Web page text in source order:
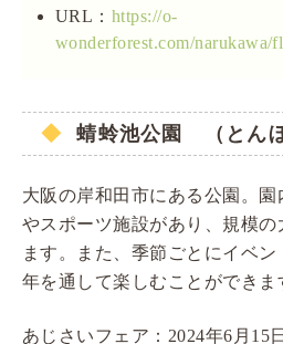
URL： https://o-
wonderforest.com/narukawa/
蜻蛉池公園 （とんぼ
大阪の岸和田市にある公園。
やスポーツ施設があり、規模
ます。また、季節ごとにイベ
年を通して楽しむことができま
あじさいフェア：2024年6月15